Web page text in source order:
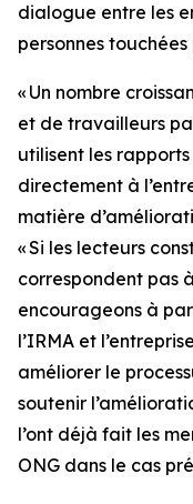
dialogue entre les
personnes
« Un nombre
et de travailleurs
utilisent les
directement à
matière
«Si les lecteurs
correspondent pas
encourageons à
l’IRMA et
améliorer le
soutenir
l’ont déjà fait les
ONG dans le cas